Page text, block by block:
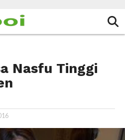
Nasfu Tinggi